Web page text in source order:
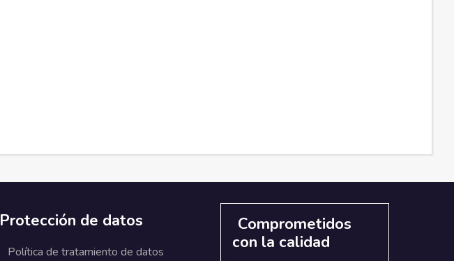
Protección de datos
Política de tratamiento de datos
Comprometidos
con la calidad